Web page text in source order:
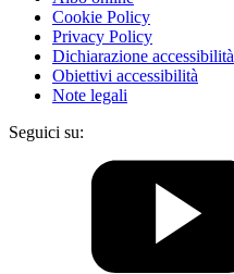
Cookie Policy
Privacy Policy
Dichiarazione accessibilità
Obiettivi accessibilità
Note legali
Seguici su: